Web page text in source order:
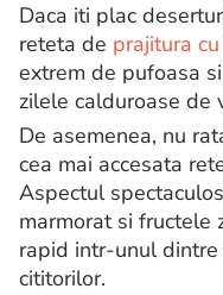
Daca iti plac
reteta de prajitura
extrem de pufoasa
zilele calduroase de
De asemenea, nu
cea mai accesata
Aspectul
marmorat si fructele
rapid intr-unul
cititorilor.